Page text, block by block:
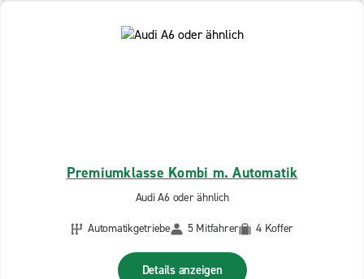
Premiumklasse Kombi m. Automatik
Audi A6 oder ähnlich
Automatikgetriebe
5 Mitfahrer 4 Koffer
Details anzeigen